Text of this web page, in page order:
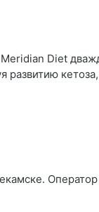
Diеt
развитию